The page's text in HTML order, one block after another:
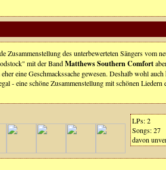
Zusammenstellung des unterbewerteten Sängers vom
mit der BandMatthews Southern Comfort
eine Geschmackssache gewesen. Deshalb wohl
- eine schöne Zusammenstellung mit schönen Liedern
LPs: 2
Songs: 27
davon